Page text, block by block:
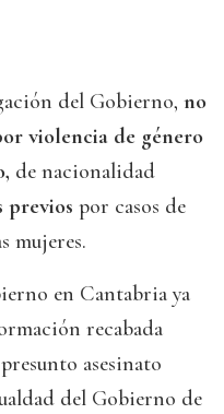
del Gobierno, no
violencia de género
de nacionalidad
previos por casos de
mujeres.
en Cantabria ya
recabada
asesinato
del Gobierno de